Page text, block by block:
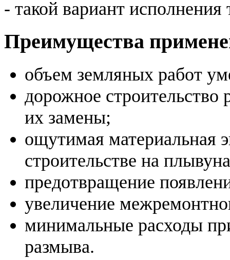
- такой вариант исполнения
Преимущества
объем земляных работ
дорожное строительство
их замены;
ощутимая материальная
строительстве на
предотвращение
увеличение
минимальные расходы
размыва.